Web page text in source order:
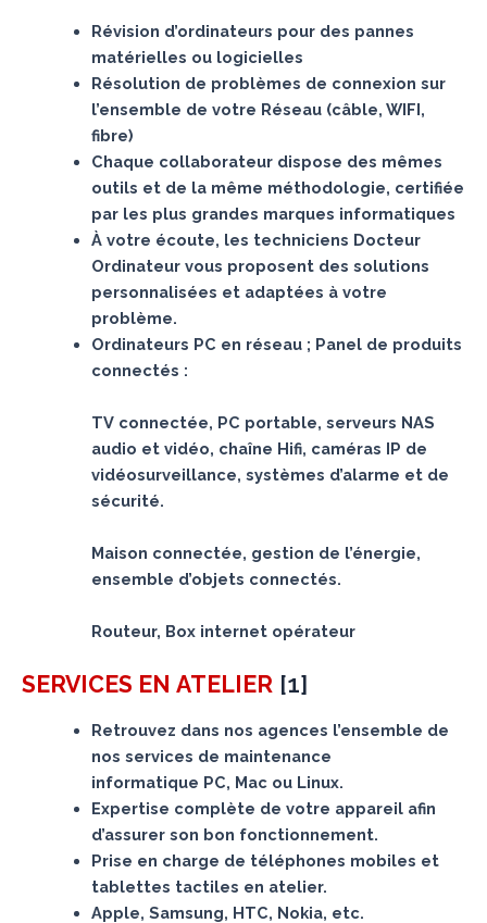
Révision d’ordinateurs pour des pannes
matérielles ou logicielles
Résolution de problèmes de connexion sur
l’ensemble de votre Réseau (câble, WIFI,
fibre)
Chaque collaborateur dispose des mêmes
outils et de la même méthodologie, certifiée
par les plus grandes marques informatiques
À votre écoute, les techniciens Docteur
Ordinateur vous proposent des solutions
personnalisées et adaptées à votre
problème.
Ordinateurs PC en réseau ; Panel de produits
connectés :
TV connectée, PC portable, serveurs NAS
audio et vidéo, chaîne Hifi, caméras IP de
vidéosurveillance, systèmes d’alarme et de
sécurité.
Maison connectée, gestion de l’énergie,
ensemble d’objets connectés.
Routeur, Box internet opérateur
SERVICES EN ATELIER [1]
Retrouvez dans nos agences l’ensemble de
nos services de maintenance
informatique PC, Mac ou Linux.
Expertise complète de votre appareil afin
d’assurer son bon fonctionnement.
Prise en charge de téléphones mobiles et
tablettes tactiles en atelier.
Apple, Samsung, HTC, Nokia, etc.